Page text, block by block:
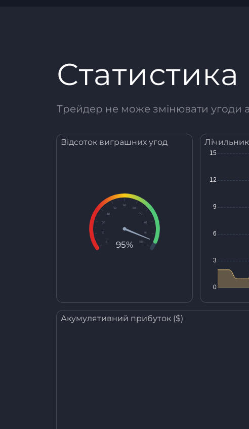
Статистика
Трейдер не може змінювати угоди
Відсоток виграшних угод
0
10
20
30
40
50
60
70
80
90
100
95%
Акумулятивний прибуток ($)